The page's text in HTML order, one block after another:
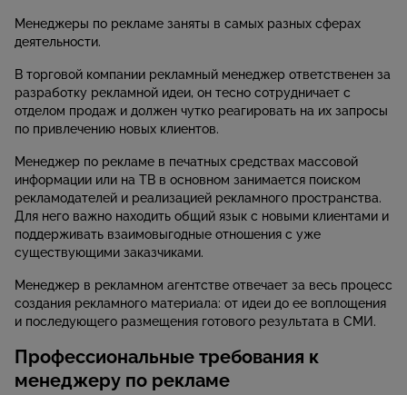
Менеджеры по рекламе заняты в самых разных сферах
деятельности.
В торговой компании рекламный менеджер ответственен за
разработку рекламной идеи, он тесно сотрудничает с
отделом продаж и должен чутко реагировать на их запросы
по привлечению новых клиентов.
Менеджер по рекламе в печатных средствах массовой
информации или на ТВ в основном занимается поиском
рекламодателей и реализацией рекламного пространства.
Для него важно находить общий язык с новыми клиентами и
поддерживать взаимовыгодные отношения с уже
существующими заказчиками.
Менеджер в рекламном агентстве отвечает за весь процесс
создания рекламного материала: от идеи до ее воплощения
и последующего размещения готового результата в СМИ.
Профессиональные требования к
менеджеру по рекламе